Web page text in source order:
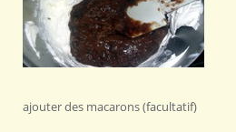
ajouter des macarons (facultatif)